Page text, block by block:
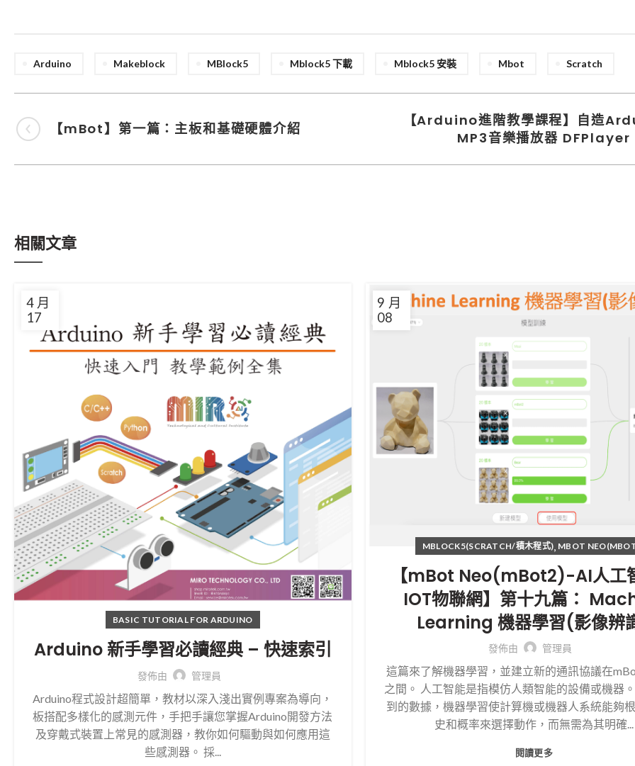
Arduino Makeblock MBlock5 Mblock5 下載 Mblock5 安裝 Mbot Scratch
【mBot】第一篇：主板和基礎硬體介紹
【Arduino進階教學課程】自造
MP3音樂播放器
相關文章
17
4 月
BASIC TUTORIAL FOR ARDUINO
Arduino 新手學習必讀經典 – 快速索引
發佈由 管理員
Arduino程式設計超簡單，教材以深入淺出實例專案為導向，
板搭配多樣化的感測元件，手把手讓您掌握Arduino開發方法
及穿戴式裝置上常見的感測器，教你如何驅動與如何應用這
些感測器。 採...
08
9 月
MBLOCK5(SCRATCH/積木程式), MBOT
【mBot Neo(mBot2)-AI人工
IOT物聯網】第十九篇：
Learning 機器學習(影像辨
發佈由 管理員
這篇來了解機器學習，並建立新的通訊協議在
之間。 人工智能是指模仿人類智能的設備或機器
到的數據，機器學習使計算機或機器人系統能夠
史和概率來選擇動作，而無需為其明確...
閱讀更多